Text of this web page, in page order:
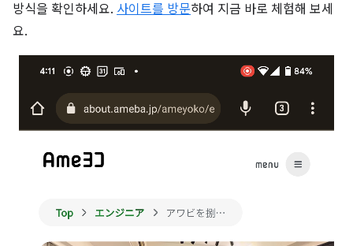
방식을 확인하세요. 사이트를 방문하여 지금 바로 체험해 보세
요.